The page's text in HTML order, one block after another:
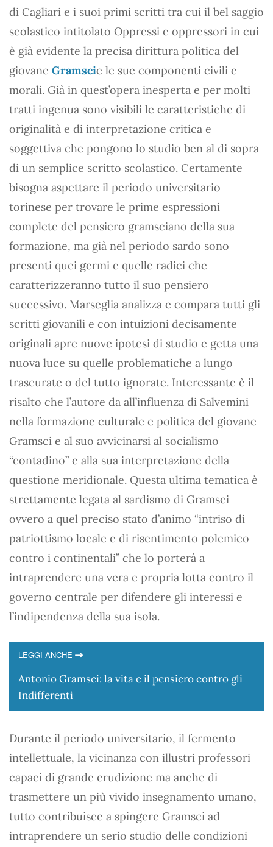
di Cagliari e i suoi primi scritti tra cui il bel saggio
scolastico intitolato Oppressi e oppressori in cui
è già evidente la precisa dirittura politica del
giovane Gramscie le sue componenti civili e
morali. Già in quest’opera inesperta e per molti
tratti ingenua sono visibili le caratteristiche di
originalità e di interpretazione critica e
soggettiva che pongono lo studio ben al di sopra
di un semplice scritto scolastico. Certamente
bisogna aspettare il periodo universitario
torinese per trovare le prime espressioni
complete del pensiero gramsciano della sua
formazione, ma già nel periodo sardo sono
presenti quei germi e quelle radici che
caratterizzeranno tutto il suo pensiero
successivo. Marseglia analizza e compara tutti gli
scritti giovanili e con intuizioni decisamente
originali apre nuove ipotesi di studio e getta una
nuova luce su quelle problematiche a lungo
trascurate o del tutto ignorate. Interessante è il
risalto che l’autore da all’influenza di Salvemini
nella formazione culturale e politica del giovane
Gramsci e al suo avvicinarsi al socialismo
“contadino” e alla sua interpretazione della
questione meridionale. Questa ultima tematica è
strettamente legata al sardismo di Gramsci
ovvero a quel preciso stato d’animo “intriso di
patriottismo locale e di risentimento polemico
contro i continentali” che lo porterà a
intraprendere una vera e propria lotta contro il
governo centrale per difendere gli interessi e
l’indipendenza della sua isola.
LEGGI ANCHE
Antonio Gramsci: la vita e il pensiero contro gli
Indifferenti
Durante il periodo universitario, il fermento
intellettuale, la vicinanza con illustri professori
capaci di grande erudizione ma anche di
trasmettere un più vivido insegnamento umano,
tutto contribuisce a spingere Gramsci ad
intraprendere un serio studio delle condizioni